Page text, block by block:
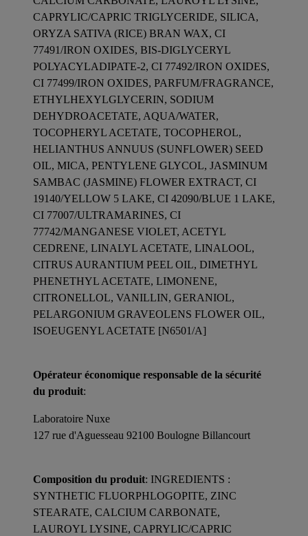
CAPRYLIC/CAPRIC TRIGLYCERIDE, SILICA,
ORYZA SATIVA (RICE) BRAN WAX, CI
77491/IRON OXIDES, BIS-DIGLYCERYL
POLYACYLADIPATE-2, CI 77492/IRON OXIDES,
CI 77499/IRON OXIDES, PARFUM/FRAGRANCE,
ETHYLHEXYLGLYCERIN, SODIUM
DEHYDROACETATE, AQUA/WATER,
TOCOPHERYL ACETATE, TOCOPHEROL,
HELIANTHUS ANNUUS (SUNFLOWER) SEED
OIL, MICA, PENTYLENE GLYCOL, JASMINUM
SAMBAC (JASMINE) FLOWER EXTRACT, CI
19140/YELLOW 5 LAKE, CI 42090/BLUE 1 LAKE,
CI 77007/ULTRAMARINES, CI
77742/MANGANESE VIOLET, ACETYL
CEDRENE, LINALYL ACETATE, LINALOOL,
CITRUS AURANTIUM PEEL OIL, DIMETHYL
PHENETHYL ACETATE, LIMONENE,
CITRONELLOL, VANILLIN, GERANIOL,
PELARGONIUM GRAVEOLENS FLOWER OIL,
ISOEUGENYL ACETATE [N6501/A]
Opérateur économique responsable de la sécurité
du produit:
Laboratoire Nuxe
127 rue d'Aguesseau 92100 Boulogne Billancourt
Composition du produit: INGREDIENTS :
SYNTHETIC FLUORPHLOGOPITE, ZINC
STEARATE, CALCIUM CARBONATE,
LAUROYL LYSINE, CAPRYLIC/CAPRIC